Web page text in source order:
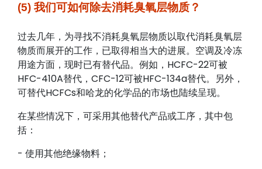
(5) 我们可如何除去消耗臭氧层物质？
过去几年，为寻找不消耗臭氧层物质以取代消耗臭氧层
物质而展开的工作，已取得相当大的进展。空调及冷冻
用途方面，现时已有替代品。例如，HCFC-22可被
HFC-410A替代，CFC-12可被HFC-134a替代。另外，
可替代HCFCs和哈龙的化学品的市场也陆续呈现。
在某些情况下，可采用其他替代产品或工序，其中包
括：
- 使用其他绝缘物料；